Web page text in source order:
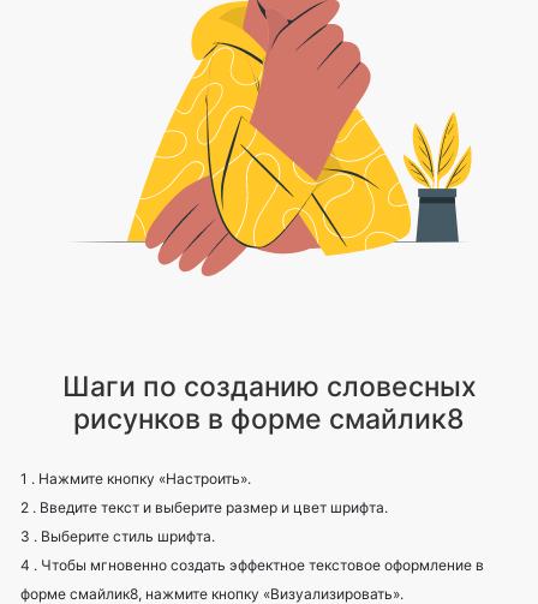
Шаги по созданию словесных
рисунков в форме смайлик8
1 . Нажмите кнопку «Настроить».
2 . Введите текст и выберите размер и цвет шрифта.
3 . Выберите стиль шрифта.
4 . Чтобы мгновенно создать эффектное текстовое оформление в
форме смайлик8, нажмите кнопку «Визуализировать».